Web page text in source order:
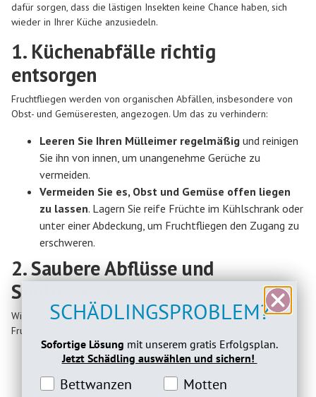
dafür sorgen, dass die lästigen Insekten keine Chance haben, sich
wieder in Ihrer Küche anzusiedeln.
1. Küchenabfälle richtig
entsorgen
Fruchtfliegen werden von organischen Abfällen, insbesondere von
Obst- und Gemüseresten, angezogen. Um das zu verhindern:
Leeren Sie Ihren Mülleimer regelmäßig und reinigen
Sie ihn von innen, um unangenehme Gerüche zu
vermeiden.
Vermeiden Sie es, Obst und Gemüse offen liegen
zu lassen. Lagern Sie reife Früchte im Kühlschrank oder
unter einer Abdeckung, um Fruchtfliegen den Zugang zu
erschweren.
2. Saubere Abflüsse und
Spülbecken
Wie bereits erwähnt, sind Abflüsse ein bevorzugter Ort für
Fruchtfliegen. Daher sollten Sie:
Den Abfluss regelmäßig mit heißem Wasser und
Essig durchspülen
, um Ablagerungen zu verhindern.
Das Abflusssieb regelmäßig reinigen
SCHÄDLINGSPROBLEM?
Sofortige Lösung mit unserem gratis Erfolgsplan.
Jetzt Schädling auswählen und sichern!
Bettwanzeninteresse
Bettwanzen Motteninteresse
Motten